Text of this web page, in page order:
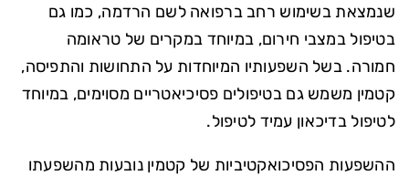
שנמצאת בשימוש רחב ברפואה לשם הרדמה, כמו גם
בטיפול במצבי חירום, במיוחד במקרים של טראומה
חמורה. בשל השפעותיו המיוחדות על התחושות והתפיסה,
קטמין משמש גם בטיפולים פסיכיאטריים מסוימים, במיוחד
לטיפול בדיכאון עמיד לטיפול.
ההשפעות הפסיכואקטיביות של קטמין נובעות מהשפעתו